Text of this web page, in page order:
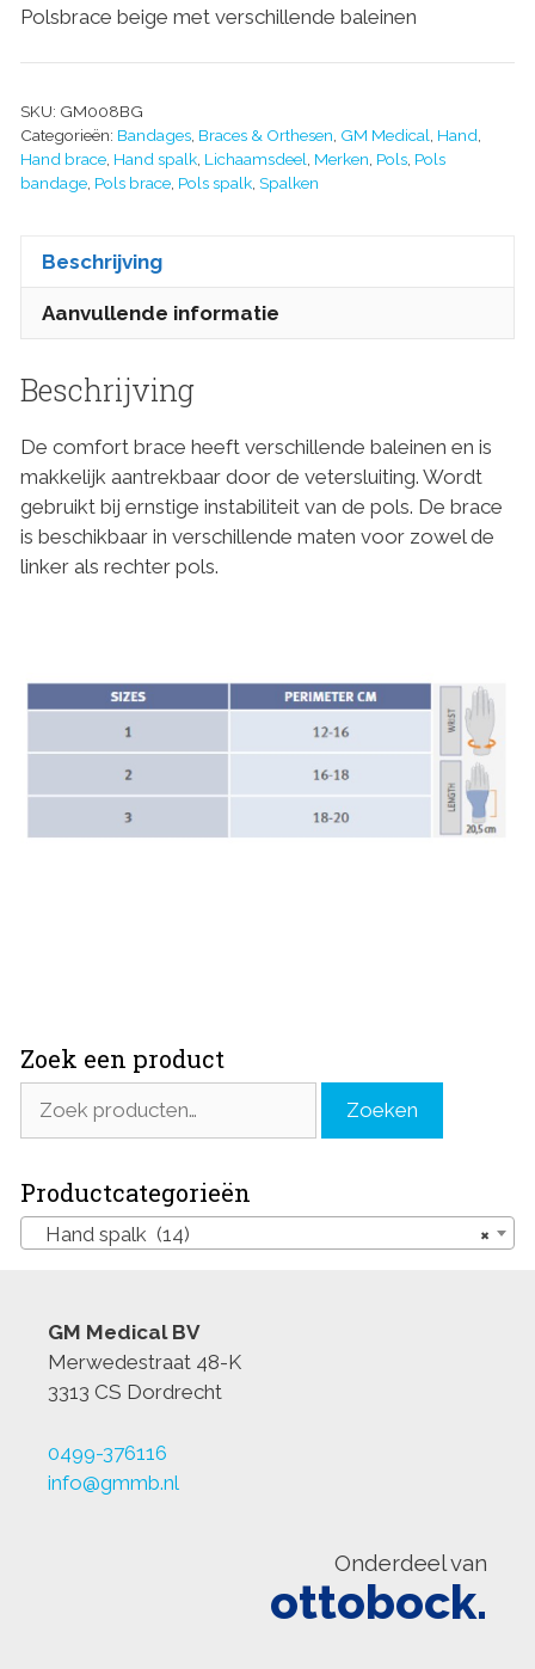
Polsbrace beige met verschillende baleinen
SKU: GM008BG
Categorieën: Bandages, Braces & Orthesen, GM Medical, Hand,
Hand brace, Hand spalk, Lichaamsdeel, Merken, Pols, Pols
bandage, Pols brace, Pols spalk, Spalken
Beschrijving
Aanvullende informatie
Beschrijving
De comfort brace heeft verschillende baleinen en is
makkelijk aantrekbaar door de vetersluiting. Wordt
gebruikt bij ernstige instabiliteit van de pols. De brace
is beschikbaar in verschillende maten voor zowel de
linker als rechter pols.
Zoek een product
Zoeken
Productcategorieën
×
Hand spalk (14)
GM Medical BV
Merwedestraat 48-K
3313 CS Dordrecht
0499-376116
info@gmmb.nl
Onderdeel van
ottobock.